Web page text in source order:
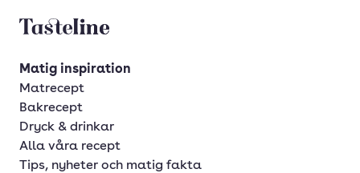
Tasteline startsida
Matig inspiration
Matrecept
Bakrecept
Dryck & drinkar
Alla våra recept
Tips, nyheter och matig fakta